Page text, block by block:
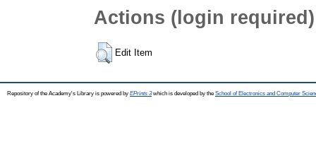
Actions (login required)
Edit Item
Repository of the Academy's Library is powered by EPrints 3which is developed by the School of Electronics and Computer